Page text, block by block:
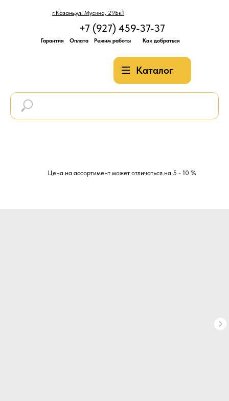
г.Казань,ул. Мусина, 29Бк1
Каталог
+7 (927) 459-37-37
Гарантия Оплата Режим работы Как добраться
Цена на ассортимент может отличаться на 5 - 10 %